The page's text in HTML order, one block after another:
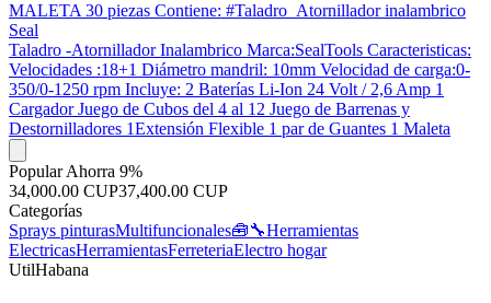
MALETA 30 piezas Contiene: #Taladro_Atornillador inalambrico
Seal
Taladro -Atornillador Inalambrico Marca:SealTools Caracteristicas:
Velocidades :18+1 Diámetro mandril: 10mm Velocidad de carga:0-
350/0-1250 rpm Incluye: 2 Baterías Li-Ion 24 Volt / 2,6 Amp 1
Cargador Juego de Cubos del 4 al 12 Juego de Barrenas y
Destornilladores 1Extensión Flexible 1 par de Guantes 1 Maleta
PopularAhorra 9%
34,000.00 CUP37,400.00 CUP
Categorías
Sprays pinturasMultifuncionales🧰🔧Herramientas
ElectricasHerramientasFerreteriaElectro hogar
UtilHabana